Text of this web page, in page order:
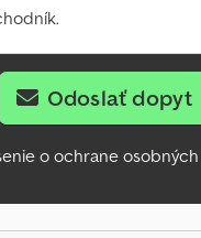
Odoslať dopyt
o ochrane